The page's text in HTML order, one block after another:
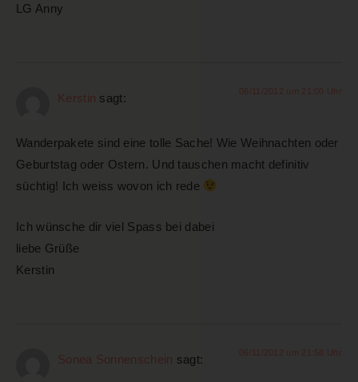
LG Anny
Kerstin sagt: 06/11/2012 um 21:00 Uhr
Wanderpakete sind eine tolle Sache! Wie Weihnachten oder
Geburtstag oder Ostern. Und tauschen macht definitiv
süchtig! Ich weiss wovon ich rede
Ich wünsche dir viel Spass bei dabei
liebe Grüße
Kerstin
Sonea Sonnenschein sagt: 06/11/2012 um 21:58 Uhr